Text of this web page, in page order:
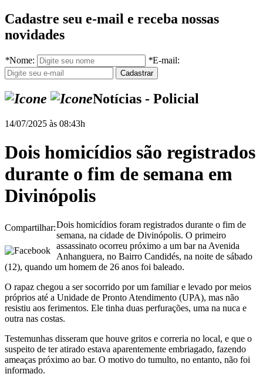
Cadastre seu e-mail e receba nossas
novidades
*Nome: *E-mail:
Notícias - Policial
14/07/2025 às 08:43h
Dois homicídios são registrados
durante o fim de semana em
Divinópolis
Compartilhar:Dois homicídios foram registrados durante o fim de
semana, na cidade de Divinópolis. O primeiro
assassinato ocorreu próximo a um bar na Avenida
Anhanguera, no Bairro Candidés, na noite de sábado
(12), quando um homem de 26 anos foi baleado.
O rapaz chegou a ser socorrido por um familiar e levado por meios
próprios até a Unidade de Pronto Atendimento (UPA), mas não
resistiu aos ferimentos. Ele tinha duas perfurações, uma na nuca e
outra nas costas.
Testemunhas disseram que houve gritos e correria no local, e que o
suspeito de ter atirado estava aparentemente embriagado, fazendo
ameaças próximo ao bar. O motivo do tumulto, no entanto, não foi
informado.